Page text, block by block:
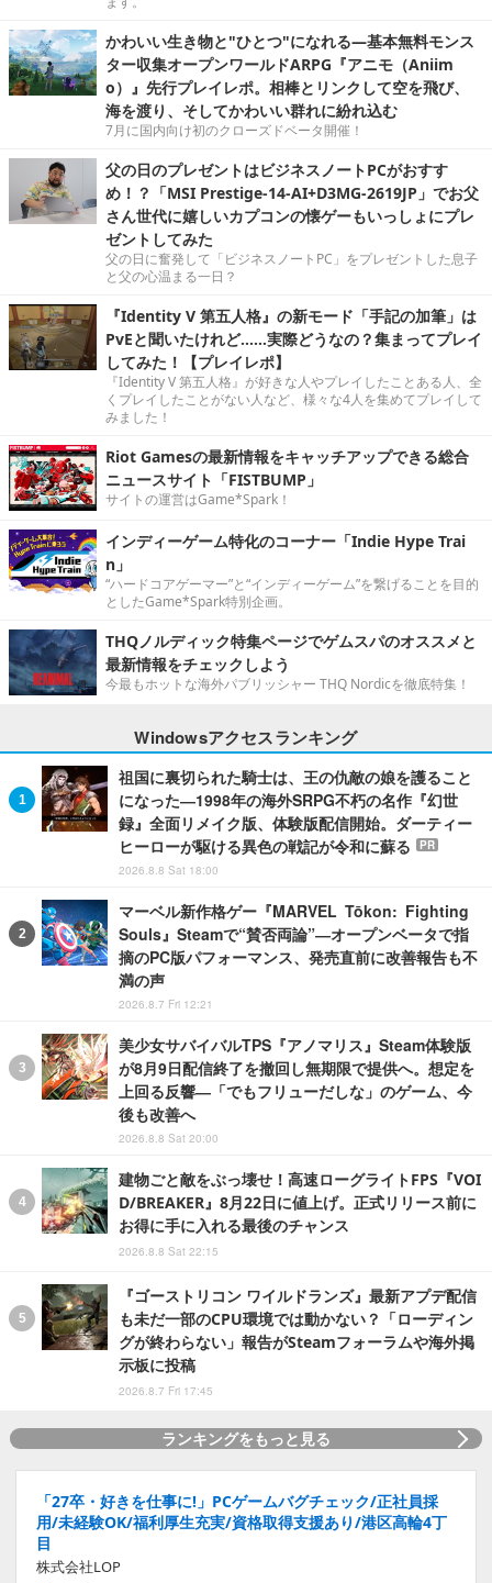
かわいい生き物と"ひとつ"になれる―基本無料モンス
ター収集オープンワールドARPG『アニモ（Aniim
o）』先行プレイレポ。相棒とリンクして空を飛び、
海を渡り、そしてかわいい群れに紛れ込む
7月に国内向け初のクローズドベータ開催！
父の日のプレゼントはビジネスノートPCがおすす
め！？「MSI Prestige-14-AI+D3MG-2619JP」でお父
さん世代に嬉しいカプコンの懐ゲーもいっしょにプレ
ゼントしてみた
父の日に奮発して「ビジネスノートPC」をプレゼントした息子
と父の心温まる一日？
『Identity V 第五人格』の新モード「手記の加筆」は
PvEと聞いたけれど……実際どうなの？集まってプレイ
してみた！【プレイレポ】
『Identity V 第五人格』が好きな人やプレイしたことある人、全
くプレイしたことがない人など、様々な4人を集めてプレイして
みました！
Riot Gamesの最新情報をキャッチアップできる総合
ニュースサイト「FISTBUMP」
サイトの運営はGame*Spark！
インディーゲーム特化のコーナー「Indie Hype Trai
n」
“ハードコアゲーマー”と“インディーゲーム”を繋げることを目的
としたGame*Spark特別企画。
THQノルディック特集ページでゲムスパのオススメと
最新情報をチェックしよう
今最もホットな海外パブリッシャー THQ Nordicを徹底特集！
Windowsアクセスランキング
祖国に裏切られた騎士は、王の仇敵の娘を護ること
になった―1998年の海外SRPG不朽の名作『幻世
録』全面リメイク版、体験版配信開始。ダーティー
ヒーローが駆ける異色の戦記が令和に蘇る
PR
2026.8.8 Sat 18:00
マーベル新作格ゲー『MARVEL Tōkon: Fighting
Souls』Steamで“賛否両論”―オープンベータで指
摘のPC版パフォーマンス、発売直前に改善報告も不
満の声
2026.8.7 Fri 12:21
美少女サバイバルTPS『アノマリス』Steam体験版
が8月9日配信終了を撤回し無期限で提供へ。想定を
上回る反響―「でもフリューだしな」のゲーム、今
後も改善へ
2026.8.8 Sat 20:00
建物ごと敵をぶっ壊せ！高速ローグライトFPS『VOI
D/BREAKER』8月22日に値上げ。正式リリース前に
お得に手に入れる最後のチャンス
2026.8.8 Sat 22:15
『ゴーストリコン ワイルドランズ』最新アプデ配信
も未だ一部のCPU環境では動かない？「ローディン
グが終わらない」報告がSteamフォーラムや海外掲
示板に投稿
2026.8.7 Fri 17:45
ランキングをもっと見る
「27卒・好きを仕事に!」PCゲームバグチェック/正社員採
用/未経験OK/福利厚生充実/資格取得支援あり/港区高輪4丁
目
株式会社LOP